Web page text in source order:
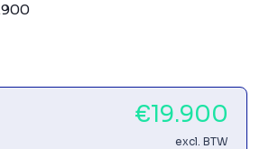
€19.900
excl. BTW